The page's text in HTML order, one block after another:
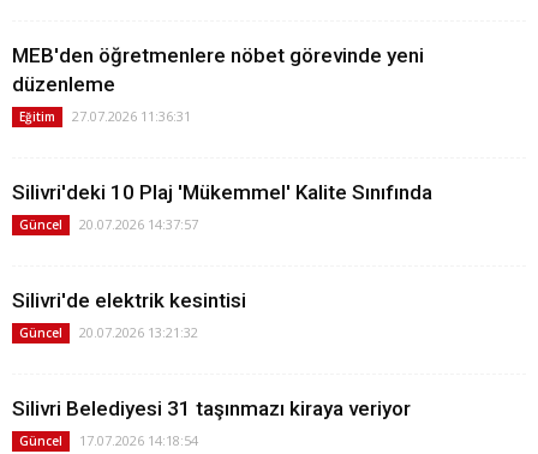
MEB'den öğretmenlere nöbet görevinde yeni
düzenleme
Eğitim 27.07.2026 11:36:31
Silivri'deki 10 Plaj 'Mükemmel' Kalite Sınıfında
Güncel 20.07.2026 14:37:57
Silivri'de elektrik kesintisi
Güncel 20.07.2026 13:21:32
Silivri Belediyesi 31 taşınmazı kiraya veriyor
Güncel 17.07.2026 14:18:54